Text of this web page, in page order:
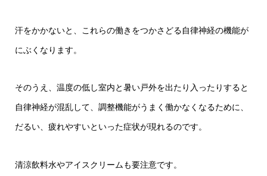
汗をかかないと、これらの働きをつかさどる自律神経の機能が
にぶくなります。
そのうえ、温度の低し室内と暑い戸外を出たり入ったりすると
自律神経が混乱して、調整機能がうまく働かなくなるために、
だるい、疲れやすいといった症状が現れるのです。
清涼飲料水やアイスクリームも要注意です。